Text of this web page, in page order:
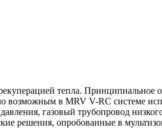
тепла. Принципиальное
возможным в MRV V-RC системе
газовый трубопровод
решения, опробованные в